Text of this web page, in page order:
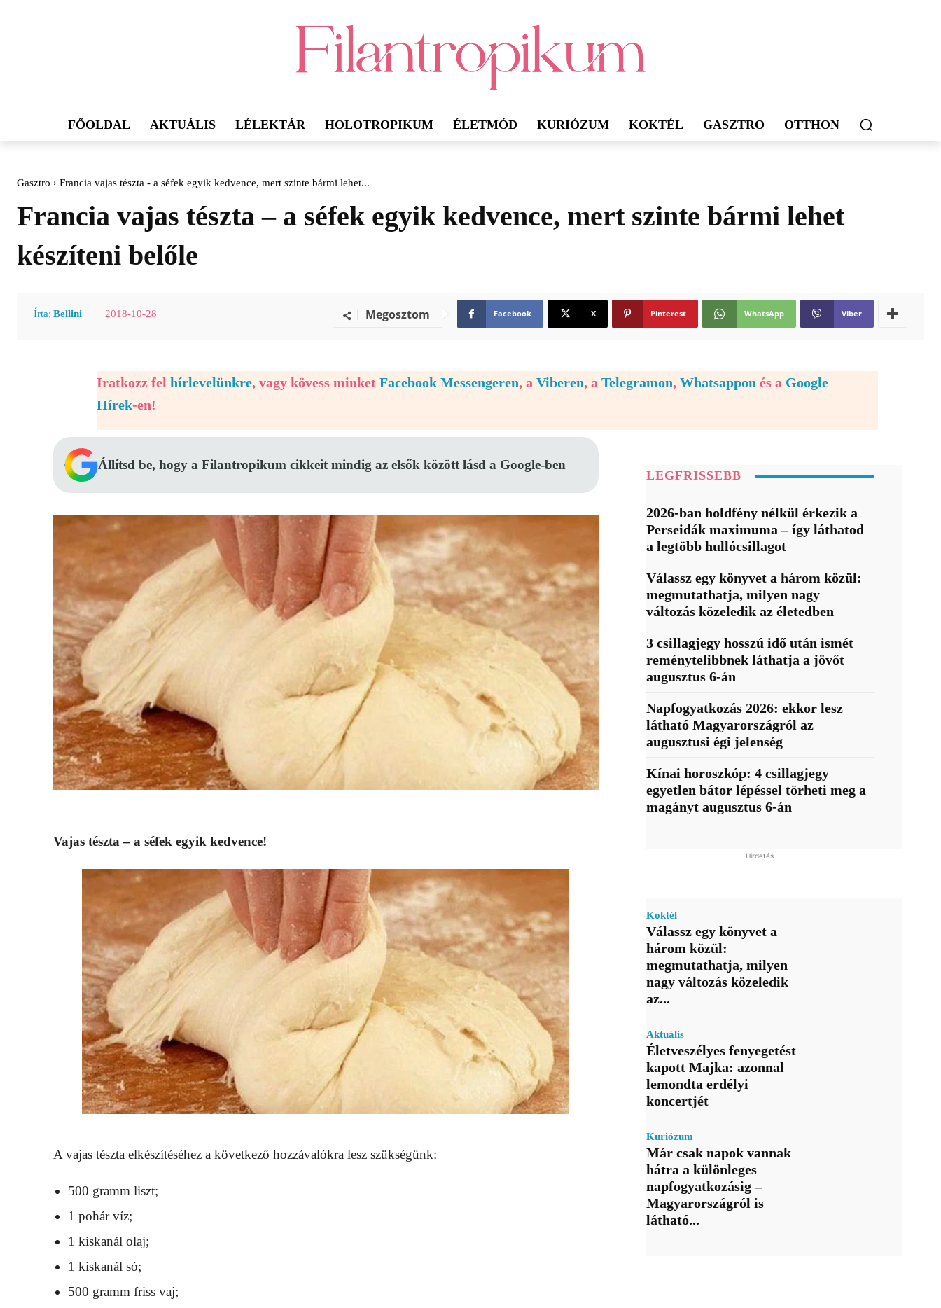
FŐOLDAL AKTUÁLIS LÉLEKTÁR HOLOTROPIKUM ÉLETMÓD KURIÓZUM KOKTÉL GASZTRO OTTHON
Gasztro Francia vajas tészta - a séfek egyik kedvence, mert szinte bármi lehet...
Francia vajas tészta – a séfek egyik kedvence, mert szinte bármi lehet
készíteni belőle
Írta: Bellini 2018-10-28 Megosztom Facebook X Pinterest WhatsApp Viber
Iratkozz fel hírlevelünkre, vagy kövess minket Facebook Messengeren, a Viberen, a Telegramon, Whatsappon és a Google
Hírek-en!
Állítsd be, hogy a Filantropikum cikkeit mindig az elsők között lásd a Google-ben
Vajas tészta – a séfek egyik kedvence!
A vajas tészta elkészítéséhez a következő hozzávalókra lesz szükségünk:
500 gramm liszt;
1 pohár víz;
1 kiskanál olaj;
1 kiskanál só;
500 gramm friss vaj;
LEGFRISSEBB
2026-ban holdfény nélkül érkezik a
Perseidák maximuma – így láthatod
a legtöbb hullócsillagot
Válassz egy könyvet a három közül:
megmutathatja, milyen nagy
változás közeledik az életedben
3 csillagjegy hosszú idő után ismét
reménytelibbnek láthatja a jövőt
augusztus 6-án
Napfogyatkozás 2026: ekkor lesz
látható Magyarországról az
augusztusi égi jelenség
Kínai horoszkóp: 4 csillagjegy
egyetlen bátor lépéssel törheti meg a
magányt augusztus 6-án
Hirdetés
Koktél
Válassz egy könyvet a
három közül:
megmutathatja, milyen
nagy változás közeledik
az...
Aktuális
Életveszélyes fenyegetést
kapott Majka: azonnal
lemondta erdélyi
koncertjét
Kuriózum
Már csak napok vannak
hátra a különleges
napfogyatkozásig –
Magyarországról is
látható...